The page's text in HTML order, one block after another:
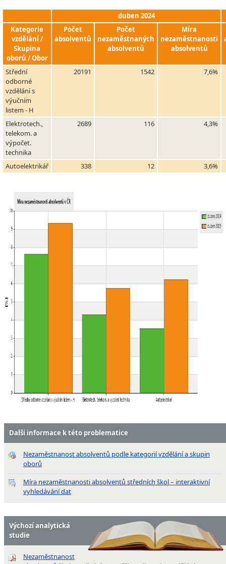
duben 2024
Kategorie
vzdělání /
Skupina
oborů / Obor
Počet
absolventů
Počet
nezaměstnaných
absolventů
Míra
nezaměstnanosti
absolventů
Střední
odborné
vzdělání s
výučním
listem - H
20191 1542 7,6%
Elektrotech.,
telekom. a
výpočet.
technika
2689 116 4,3%
Autoelektrikář 338 12 3,6%
Další informace k této problematice
Nezaměstnanost absolventů podle kategorií vzdělání a skupin
oborů
Míra nezaměstnanosti absolventů středních škol – interaktivní
vyhledávání dat
Výchozí analytická
studie
Nezaměstnanost